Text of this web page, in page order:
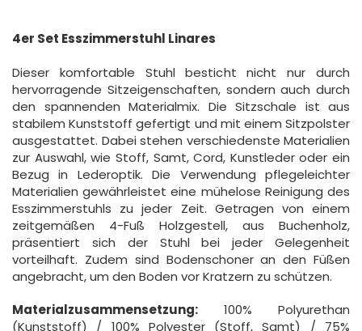
4er Set Esszimmerstuhl Linares
Dieser komfortable Stuhl besticht nicht nur durch
hervorragende Sitzeigenschaften, sondern auch durch
den spannenden Materialmix. Die Sitzschale ist aus
stabilem Kunststoff gefertigt und mit einem Sitzpolster
ausgestattet. Dabei stehen verschiedenste Materialien
zur Auswahl, wie Stoff, Samt, Cord, Kunstleder oder ein
Bezug in Lederoptik. Die Verwendung pflegeleichter
Materialien gewährleistet eine mühelose Reinigung des
Esszimmerstuhls zu jeder Zeit. Getragen von einem
zeitgemäßen 4-Fuß Holzgestell, aus Buchenholz,
präsentiert sich der Stuhl bei jeder Gelegenheit
vorteilhaft. Zudem sind Bodenschoner an den Füßen
angebracht, um den Boden vor Kratzern zu schützen.
Materialzusammensetzung: 100% Polyurethan
(Kunststoff) / 100% Polyester (Stoff, Samt) / 75%